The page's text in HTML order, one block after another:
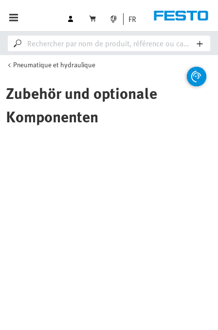
FR
Pneumatique et hydraulique
Zubehör und optionale
Komponenten